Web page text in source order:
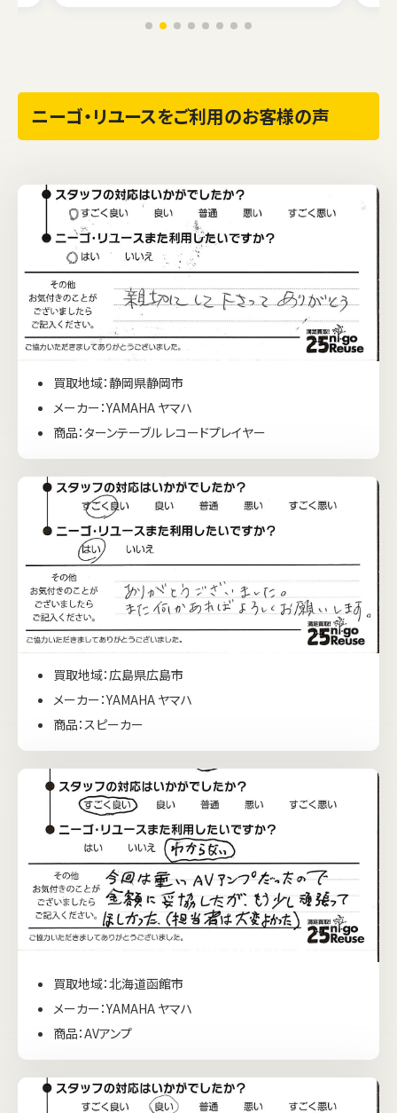
ニーゴ・リユースをご利用のお客様の声
買取地域：静岡県静岡市
メーカー：YAMAHA ヤマハ
商品：ターンテーブル レコードプレイヤー
買取地域：広島県広島市
メーカー：YAMAHA ヤマハ
商品：スピーカー
買取地域：北海道函館市
メーカー：YAMAHA ヤマハ
商品：AVアンプ